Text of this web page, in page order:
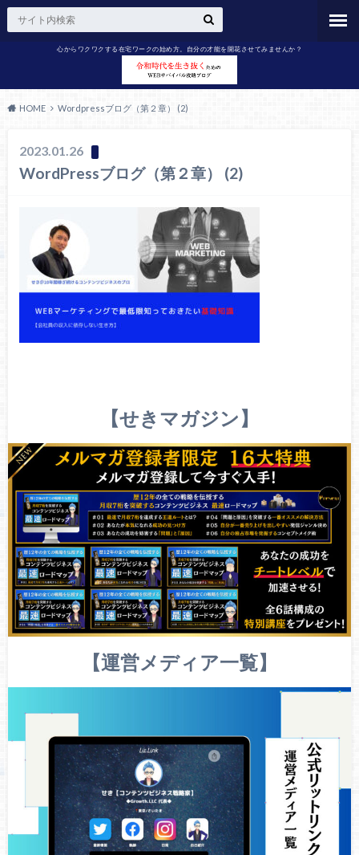
心からワクワクする在宅ワークの始め方。自分の才能を開花させてみませんか？
HOME Wordpressブログ（第２章） (2)
2023.01.26
WordPressブログ（第２章） (2)
【せきマガジン】
【運営メディア一覧】